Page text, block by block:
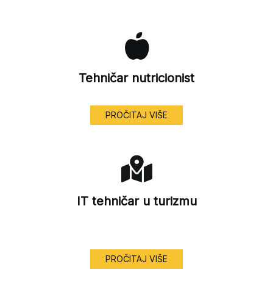
Tehničar nutricionist
PROČITAJ VIŠE
IT tehničar u turizmu
PROČITAJ VIŠE